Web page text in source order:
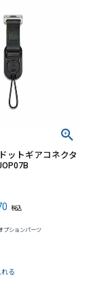
ットギアコネクタ
税込
プションパーツ
る